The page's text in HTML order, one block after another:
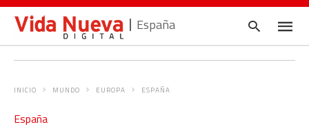
España
INICIO MUNDO EUROPA ESPAÑA
España